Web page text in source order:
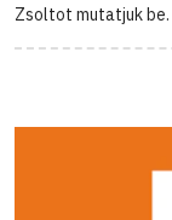
Zsoltot mutatjuk be.